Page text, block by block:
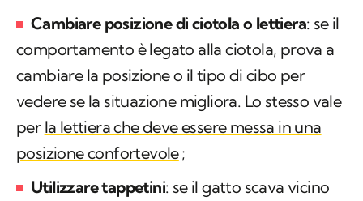
Cambiare posizione di ciotola o lettiera: se il
comportamento è legato alla ciotola, prova a
cambiare la posizione o il tipo di cibo per
vedere se la situazione migliora. Lo stesso vale
per la lettiera che deve essere messa in una
posizione confortevole;
Utilizzare tappetini: se il gatto scava vicino